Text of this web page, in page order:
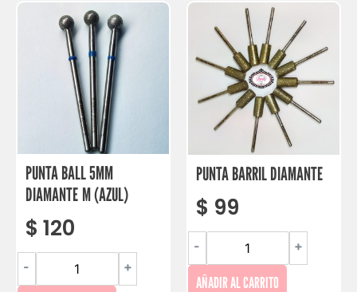
PUNTA BALL 5MM
DIAMANTE M (AZUL)
$ 120
- +
PUNTA BARRIL DIAMANTE
$ 99
- +
AÑADIR AL CARRITO